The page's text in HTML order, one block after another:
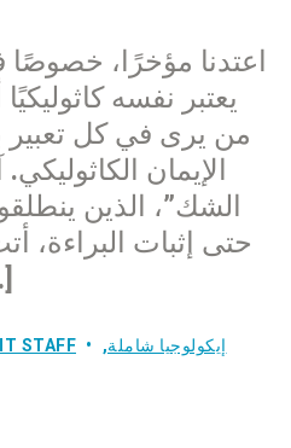
اعتدنا مؤخرًا،
يعتبر نفسه
من يرى في كل تعبير
الإيمان
الشك”، الذين
حتى إثبات البراءة،
STAFF إيكولوجيا شاملة,